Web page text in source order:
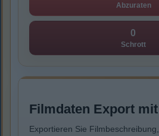
Abzuraten
0
Schrott
Filmdaten Export
Exportieren Sie